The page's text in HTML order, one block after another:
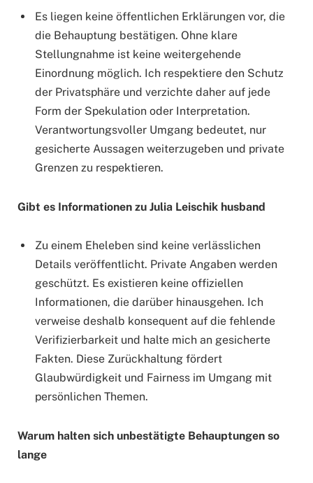
Es liegen keine öffentlichen Erklärungen vor, die
die Behauptung bestätigen. Ohne klare
Stellungnahme ist keine weitergehende
Einordnung möglich. Ich respektiere den Schutz
der Privatsphäre und verzichte daher auf jede
Form der Spekulation oder Interpretation.
Verantwortungsvoller Umgang bedeutet, nur
gesicherte Aussagen weiterzugeben und private
Grenzen zu respektieren.
Gibt es Informationen zu Julia Leischik husband
Zu einem Eheleben sind keine verlässlichen
Details veröffentlicht. Private Angaben werden
geschützt. Es existieren keine offiziellen
Informationen, die darüber hinausgehen. Ich
verweise deshalb konsequent auf die fehlende
Verifizierbarkeit und halte mich an gesicherte
Fakten. Diese Zurückhaltung fördert
Glaubwürdigkeit und Fairness im Umgang mit
persönlichen Themen.
Warum halten sich unbestätigte Behauptungen so
lange